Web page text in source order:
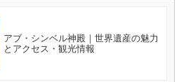
アブ・シンベル神殿｜世界遺産の魅力
とアクセス・観光情報